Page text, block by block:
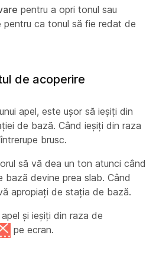
pentru a opri tonul sau
pentru ca tonul să fie redat de
de acoperire
apel, este ușor să ieșiți din
de bază. Când ieșiți din raza
brusc.
să vă dea un ton atunci când
bază devine prea slab. Când
apropiați de stația de bază.
și ieșiți din raza de
pe ecran.